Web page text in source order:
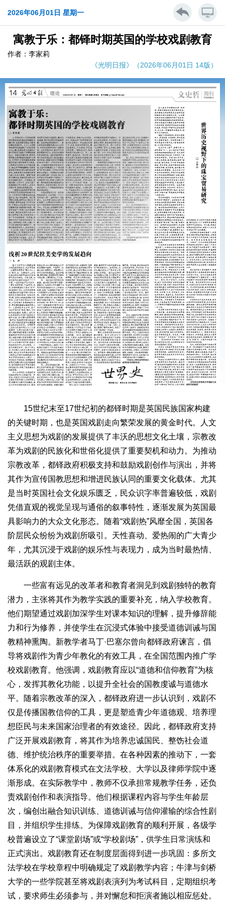
2026年06月01日 星期一
寓教于乐：都铎时期英国的学校戏剧教育
作者：李家莉
《光明日报》（2026年06月01日 14版）
15世纪末至17世纪初的都铎时期是英国民族国家构建
的关键时期，也是英国戏剧走向繁荣发展的黄金时代。人文
主义思想为戏剧的发展提供了丰沃的思想文化土壤，宗教改
革为戏剧的民族化和世俗化提供了重要契机和动力。为推动
宗教改革，都铎政府积极支持和鼓励戏剧创作与演出，并将
其作为宣传国教思想和增进民族认同的重要文化载体。尤其
是当时英国社会文化娱乐匮乏，民众识字率普遍较低，戏剧
凭借直观的视觉呈现与通俗的叙事特性，逐渐发展为英国最
具影响力的大众文化形态。随着“戏剧热”风靡全国，英国各
阶层民众纷纷为戏剧所吸引。天性喜动、爱热闹的广大青少
年，尤其沉浸于戏剧的娱乐性与表现力，成为当时最热情、
最活跃的观剧主体。
一些富有远见的改革者和教育者洞见到戏剧独特的教育
潜力，主张将其作为教学实践的重要补充，纳入学校教育。
他们期望通过戏剧加深学生对课本知识的理解，提升修辞能
力和行为修养，并使学生在沉浸式体验中接受道德训诫与国
教精神熏陶。新教学者马丁·巴塞尔曾向都铎政府谏言，倡
导将戏剧作为青少年教化的有效工具，在全国范围内推广学
校戏剧教育。他强调，戏剧教育应以“道德和信仰教育”为核
心，发挥其教化功能，以提升全社会的国教虔诚与道德水
平。随着宗教改革的深入，都铎政府进一步认识到，戏剧不
仅是传播国教信仰的工具，更是塑造青少年道德观、培养理
想臣民与未来国家治理者的有效途径。因此，都铎政府支持
广泛开展戏剧教育，将其作为培养忠诚国民、整饬社会道
德、维护统治秩序的重要举措。在各种因素的推动下，一套
体系化的戏剧教育模式在文法学校、大学以及律师学院中逐
渐形成。在实际教学中，教师不仅承担常规教学任务，还负
责戏剧创作和表演指导。他们根据课程内容与学生年龄层
次，编创出融合知识训练、道德训诫与信仰灌输的综合性剧
目，并组织学生排练。为保障戏剧教育的顺利开展，各级学
校普遍设立了“课堂剧场”或“学校剧场”，供学生日常演练和
正式演出。戏剧教育还在制度层面得到进一步巩固：多所文
法学校在学校章程中明确规定了戏剧教学内容；牛津与剑桥
大学的一些学院甚至将戏剧表演列为考试科目，定期组织考
试，要求师生必须参与，并对懈怠和拒演者施以相应惩处。